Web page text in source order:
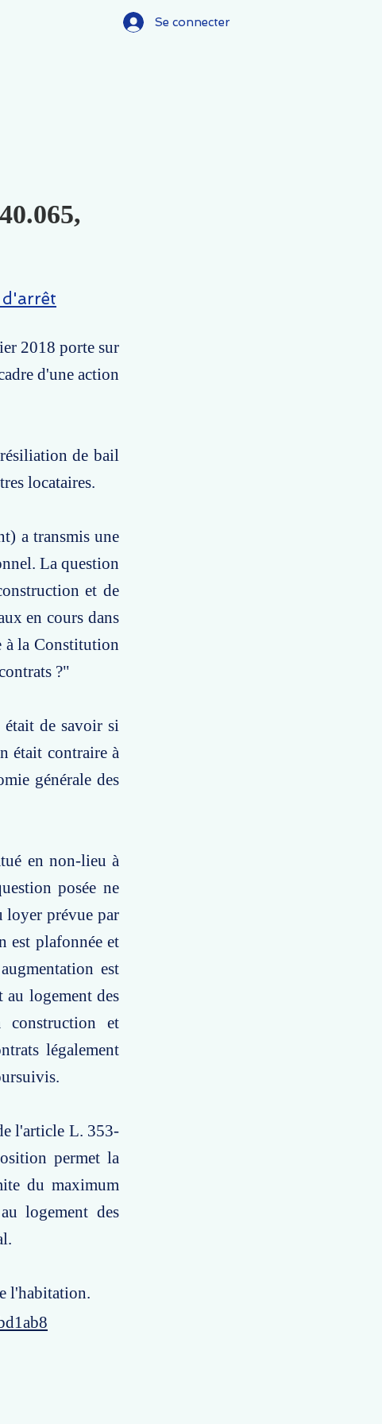
Se connecter
d'arrêt
2018 porte sur
d'une action
de bail
locataires.
a transmis une
La question
et de
en cours dans
la Constitution
?"
de savoir si
était contraire à
générale des
en non-lieu à
posée ne
loyer prévue par
est plafonnée et
est
logement des
construction et
légalement
l'article L. 353-
permet la
du maximum
logement des
l'habitation.